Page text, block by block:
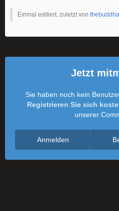
Einmal editiert, zuletzt von thebuddha
Jetzt
Sie haben noch kein
Registrieren Sie sich
unserer
Anmelden